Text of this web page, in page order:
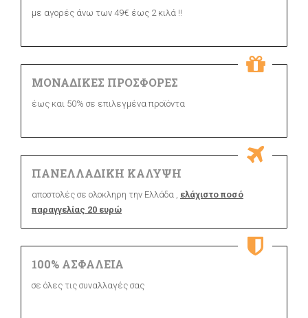
με αγορές άνω των 49€ έως 2 κιλά !!
ΜΟΝΑΔΙΚΕΣ ΠΡΟΣΦΟΡΕΣ
έως και 50% σε επιλεγμένα προϊόντα
ΠΑΝΕΛΛΑΔΙΚΗ ΚΑΛΥΨΗ
αποστολές σε ολοκληρη την Ελλάδα , ελάχιστο ποσό
παραγγελίας 20 ευρώ
100% ΑΣΦΑΛΕΙΑ
σε όλες τις συναλλαγές σας